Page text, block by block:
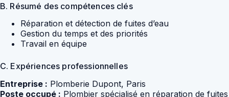
B. Résumé des compétences clés
Réparation et détection de fuites d’eau
Gestion du temps et des priorités
Travail en équipe
C. Expériences professionnelles
Entreprise : Plomberie Dupont, Paris
Poste occupé : Plombier spécialisé en réparation de fuites